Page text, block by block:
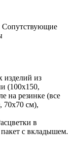
Сопутствующие
изделий из
(100х150,
на резинке (все
70х70 см),
в
с вкладышем.